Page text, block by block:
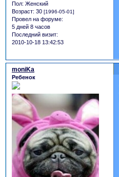
Пол: Женский
Возраст: 30 [1996-05-01]
Провел на форуме:
5 дней 8 часов
Последний визит:
2010-10-18 13:42:53
moniKa
Ребенок